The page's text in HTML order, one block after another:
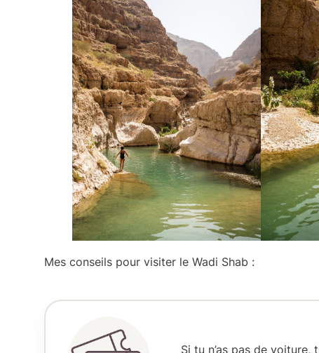
Mes conseils pour visiter le Wadi Shab :
Si tu n’as pas de